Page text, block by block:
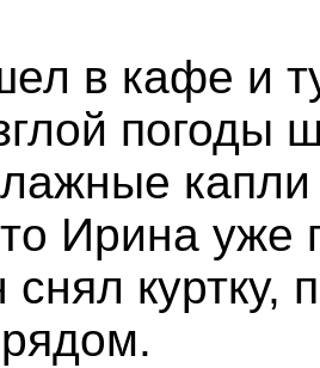
в кафе и
погоды
Ирина уже
куртку,